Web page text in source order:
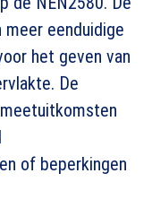
eenduidige
het geven van
De
of beperkingen